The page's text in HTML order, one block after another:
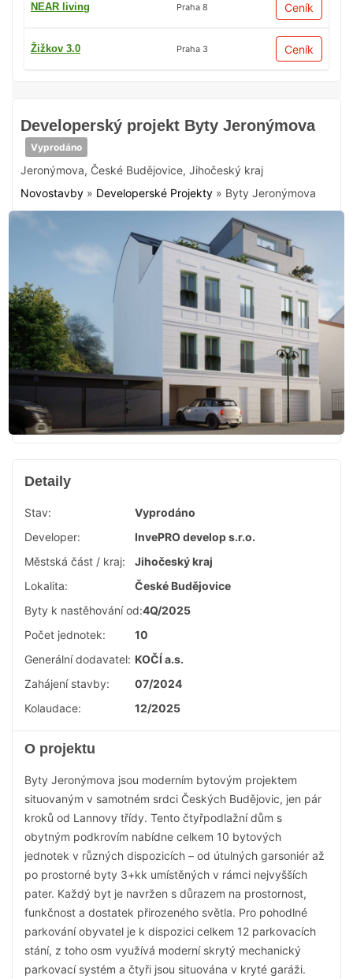
Developerský projekt Byty Jeronýmova
Vyprodáno
Jeronýmova, České Budějovice, Jihočeský kraj
Novostavby » Developerské Projekty » Byty Jeronýmova
NEAR living Praha 8 Ceník
Žižkov 3.0 Praha 3 Ceník
Detaily
Stav:
Vyprodáno
Developer:
InvePRO develop s.r.o.
Městská část / kraj:
Jihočeský kraj
Lokalita:
České Budějovice
Byty k nastěhování od:4Q/2025
Počet jednotek:
10
Generální dodavatel: KOČÍ a.s.
Zahájení stavby:
07/2024
Kolaudace:
12/2025
O projektu
Byty Jeronýmova jsou moderním bytovým projektem
situovaným v samotném srdci Českých Budějovic, jen pár
kroků od Lannovy třídy. Tento čtyřpodlažní dům s
obytným podkrovím nabídne celkem 10 bytových
jednotek v různých dispozicích – od útulných garsoniér až
po prostorné byty 3+kk umístěných v rámci nejvyšších
pater. Každý byt je navržen s důrazem na prostornost,
funkčnost a dostatek přirozeného světla. Pro pohodlné
parkování obyvatel je k dispozici celkem 12 parkovacích
stání, z toho osm využívá moderní skrytý mechanický
parkovací systém a čtyři jsou situována v kryté garáži.